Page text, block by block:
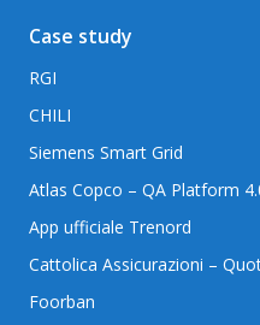
Case study
RGI
CHILI
Siemens Smart Grid
Atlas Copco – QA Platform
App ufficiale Trenord
Cattolica Assicurazioni –
Foorban